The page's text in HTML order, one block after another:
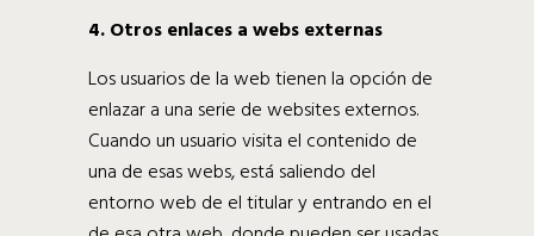
4. Otros enlaces a webs externas
Los usuarios de la web tienen la opción de
enlazar a una serie de websites externos.
Cuando un usuario visita el contenido de
una de esas webs, está saliendo del
entorno web de el titular y entrando en el